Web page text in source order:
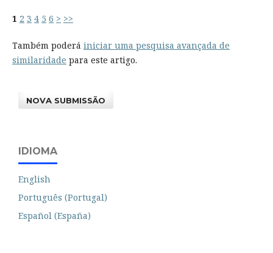
1 2 3 4 5 6 > >>
Também poderá iniciar uma pesquisa avançada de
similaridade para este artigo.
NOVA SUBMISSÃO
IDIOMA
English
Português (Portugal)
Español (España)